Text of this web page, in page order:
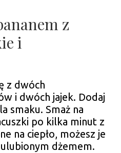
z
i
z dwóch
i dwóch jajek. Dodaj
smaku. Smaż na
po kilka minut z
na ciepło, możesz je
dżemem.